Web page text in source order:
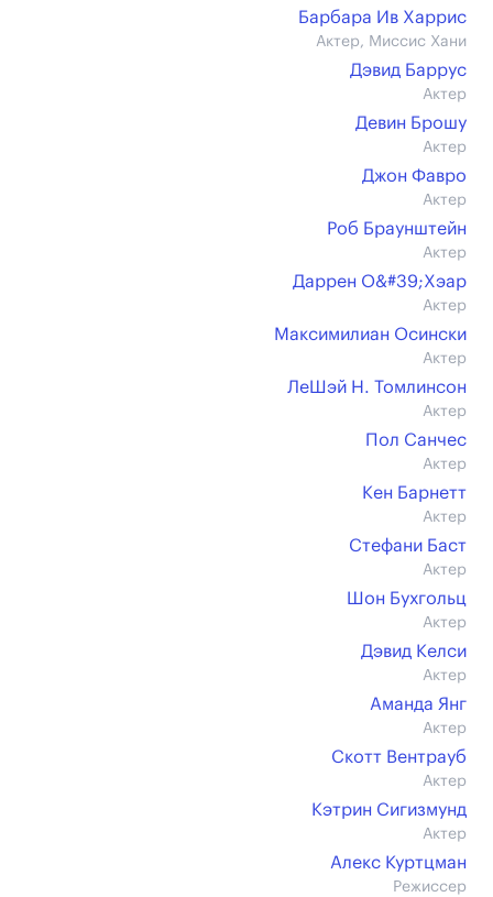
Барбара Ив Харрис
Актер, Миссис Хани
Дэвид Баррус
Актер
Девин Брошу
Актер
Джон Фавро
Актер
Роб Браунштейн
Актер
Даррен О&#39;Хэар
Актер
Максимилиан Осински
Актер
ЛеШэй Н. Томлинсон
Актер
Пол Санчес
Актер
Кен Барнетт
Актер
Стефани Баст
Актер
Шон Бухгольц
Актер
Дэвид Келси
Актер
Аманда Янг
Актер
Скотт Вентрауб
Актер
Кэтрин Сигизмунд
Актер
Алекс Куртцман
Режиссер